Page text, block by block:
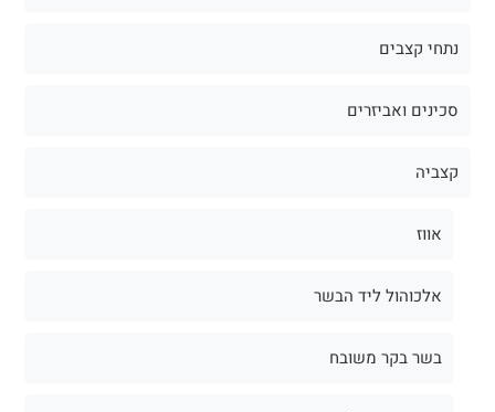
נתחי קצבים
סכינים ואביזרים
קצביה
אווז
אלכוהול ליד הבשר
בשר בקר משובח